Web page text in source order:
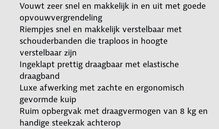
Vouwt zeer snel en makkelijk in en uit met goede
opvouwvergrendeling
Riempjes snel en makkelijk verstelbaar met
schouderbanden die traploos in hoogte
verstelbaar zijn
Ingeklapt prettig draagbaar met elastische
draagband
Luxe afwerking met zachte en ergonomisch
gevormde kuip
Ruim opbergvak met draagvermogen van 8 kg en
handige steekzak achterop